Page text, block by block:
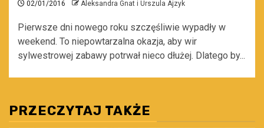
02/01/2016 Aleksandra Gnat i Urszula Ajzyk
Pierwsze dni nowego roku szczęśliwie wypadły w
weekend. To niepowtarzalna okazja, aby wir
sylwestrowej zabawy potrwał nieco dłużej. Dlatego by...
PRZECZYTAJ TAKŻE